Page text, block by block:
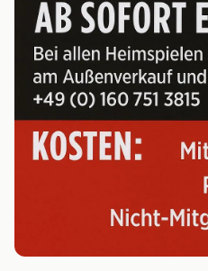
F-Junioren (U8/U9)
E-Junioren (U10/U11)
D-Junioren (U12/U13)
MITGLIED WERDEN